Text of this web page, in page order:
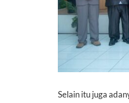
Selain itu juga